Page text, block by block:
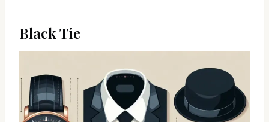
Black Tie